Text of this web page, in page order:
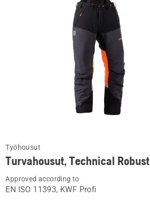
lisätietoja
tuotteesta
Turvahousut,
Työhousut
Turvahousut, Technical Robust
Approved according to
EN ISO 11393, KWF Profi